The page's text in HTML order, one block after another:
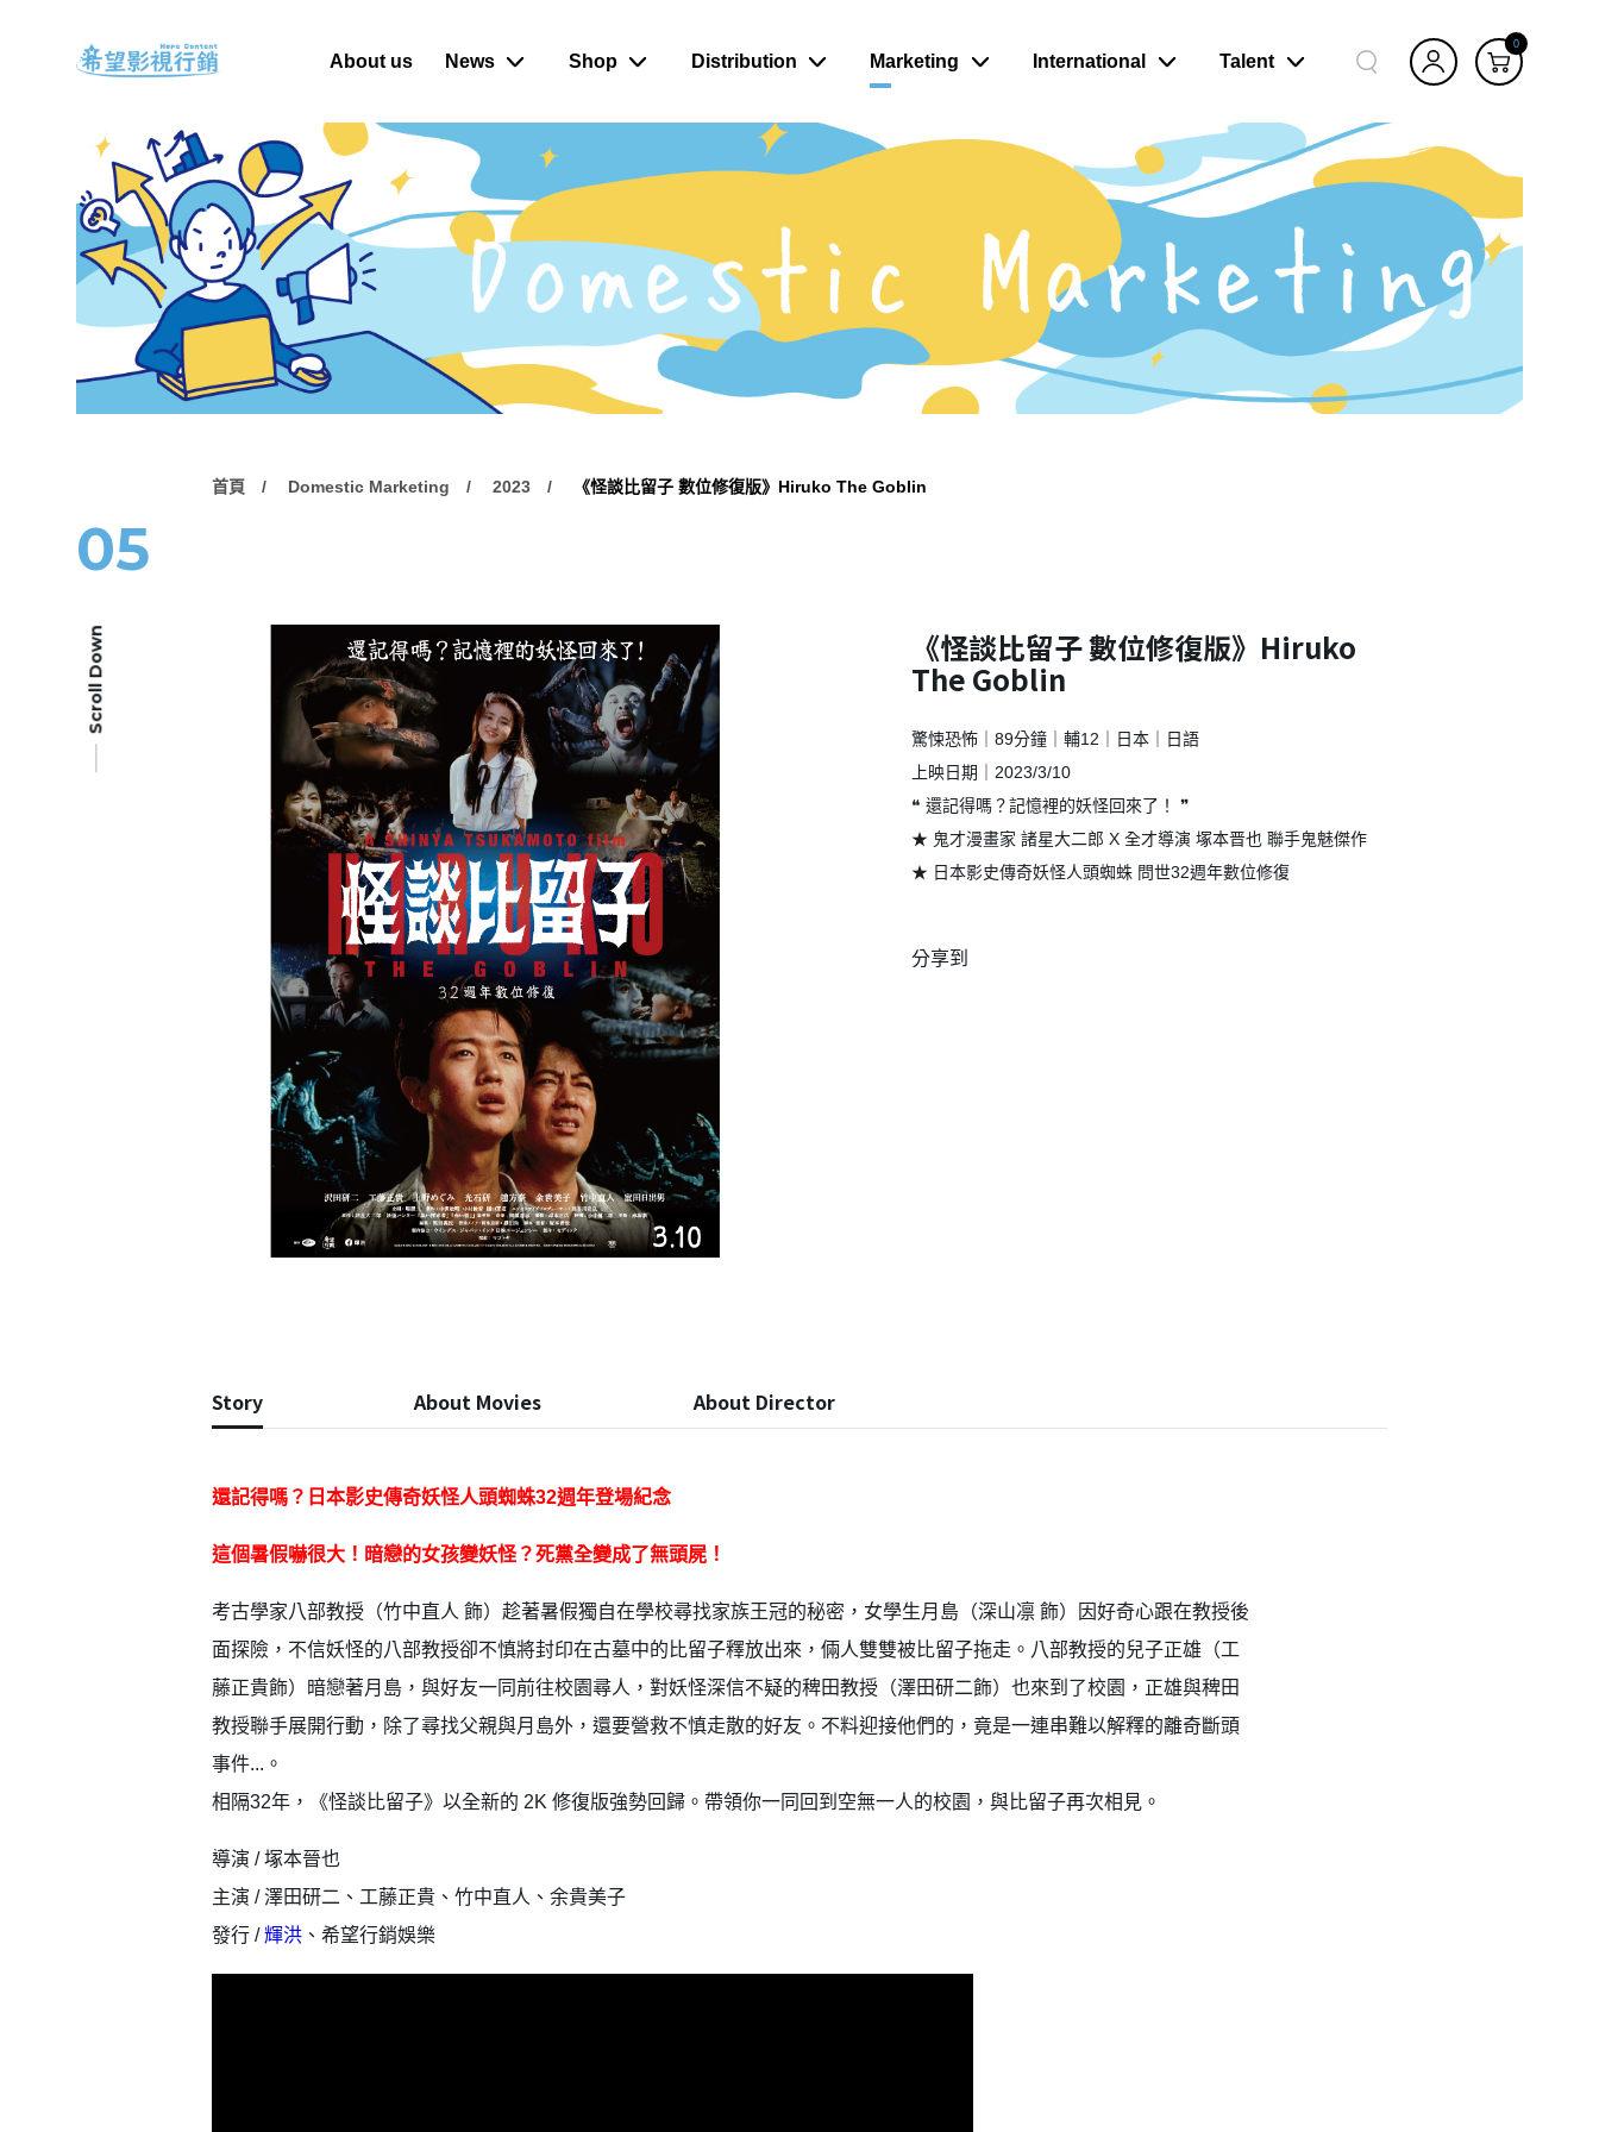
0
About us News Shop Distribution Marketing International Talent
05
首頁 Domestic Marketing 2023 《怪談比留子 數位修復版》Hiruko The Goblin
Scroll Down 《怪談比留子 數位修復版》Hiruko
The Goblin
驚悚恐怖｜89分鐘｜輔12｜日本｜日語
上映日期｜2023/3/10
❝ 還記得嗎？記憶裡的妖怪回來了！ ❞
★ 鬼才漫畫家 諸星大二郎 X 全才導演 塚本晋也 聯手鬼魅傑作
★ 日本影史傳奇妖怪人頭蜘蛛 問世32週年數位修復
分享到
Story About Movies About Director
還記得嗎？日本影史傳奇妖怪人頭蜘蛛32週年登場紀念
這個暑假嚇很大！暗戀的女孩變妖怪？死黨全變成了無頭屍！
考古學家八部教授（竹中直人 飾）趁著暑假獨自在學校尋找家族王冠的秘密，女學生月島（深山凛 飾）因好奇心跟在教授後
面探險，不信妖怪的八部教授卻不慎將封印在古墓中的比留子釋放出來，倆人雙雙被比留子拖走。八部教授的兒子正雄（工
藤正貴飾）暗戀著月島，與好友一同前往校園尋人，對妖怪深信不疑的稗田教授（澤田研二飾）也來到了校園，正雄與稗田
教授聯手展開行動，除了尋找父親與月島外，還要營救不慎走散的好友。不料迎接他們的，竟是一連串難以解釋的離奇斷頭
事件...。
相隔32年，《怪談比留子》以全新的 2K 修復版強勢回歸。帶領你一同回到空無一人的校園，與比留子再次相見。
導演 / 塚本晉也
主演 / 澤田研二、工藤正貴、竹中直人、余貴美子
發行 /輝洪、希望行銷娛樂